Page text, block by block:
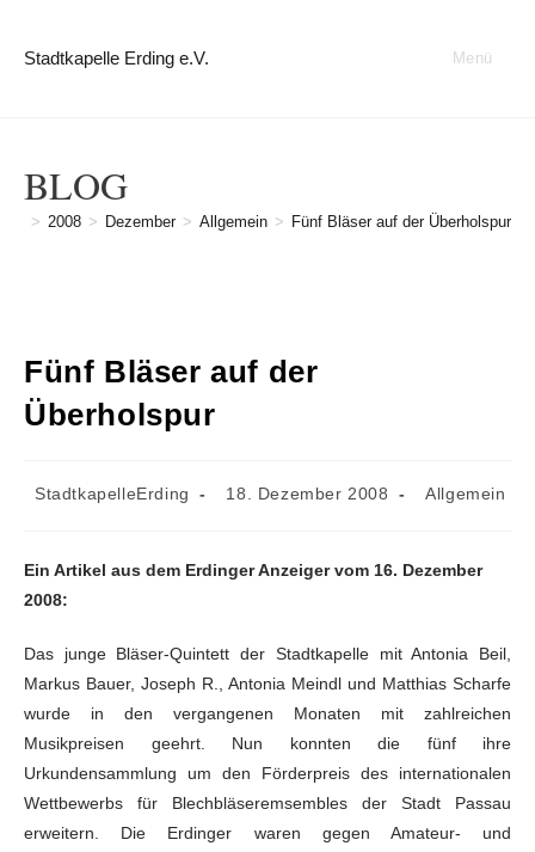
Stadtkapelle Erding e.V. Menü
BLOG
> 2008 > Dezember > Allgemein > Fünf Bläser auf der Überholspur
Fünf Bläser auf der
Überholspur
Beitrags-
StadtkapelleErding
Beitrag
18. Dezember 2008
Beitrags-
Allgemein
Ein Artikel aus dem Erdinger Anzeiger vom 16. Dezember
2008:
Das junge Bläser-Quintett der Stadtkapelle mit Antonia Beil,
Markus Bauer, Joseph R., Antonia Meindl und Matthias Scharfe
wurde in den vergangenen Monaten mit zahlreichen
Musikpreisen geehrt. Nun konnten die fünf ihre
Urkundensammlung um den Förderpreis des internationalen
Wettbewerbs für Blechbläseremsembles der Stadt Passau
erweitern. Die Erdinger waren gegen Amateur- und